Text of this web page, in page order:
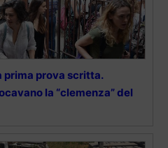
prima prova scritta.
la “clemenza” del